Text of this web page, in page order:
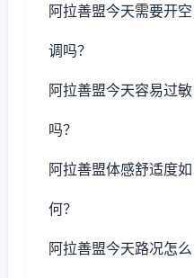
阿拉善盟今天需要开空
调吗？
阿拉善盟今天容易过敏
吗？
阿拉善盟体感舒适度如
何？
阿拉善盟今天路况怎么